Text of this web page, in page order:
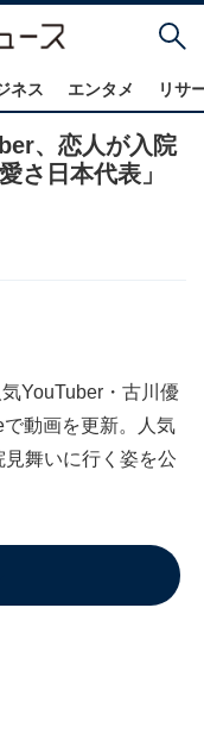
ネス エンタメ リサ
、恋人が入院
さ日本代表」
YouTuber・古川優
動画を更新。人気
舞いに行く姿を公